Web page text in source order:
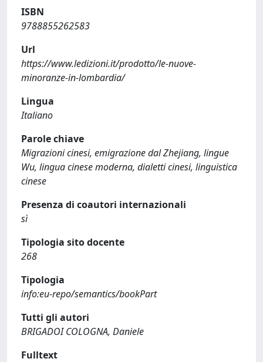
ISBN
9788855262583
Url
https://www.ledizioni.it/prodotto/le-nuove-
minoranze-in-lombardia/
Lingua
Italiano
Parole chiave
Migrazioni cinesi, emigrazione dal Zhejiang, lingue
Wu, lingua cinese moderna, dialetti cinesi, linguistica
cinese
Presenza di coautori internazionali
sì
Tipologia sito docente
268
Tipologia
info:eu-repo/semantics/bookPart
Tutti gli autori
BRIGADOI COLOGNA, Daniele
Fulltext